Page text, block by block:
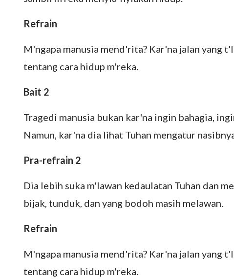
Refrain
M'ngapa manusia mend'rita? Kar'na jalan yang
tentang cara hidup m'reka.
Bait 2
Tragedi manusia bukan kar'na ingin bahagia,
Namun, kar'na dia lihat Tuhan mengatur
Pra-refrain 2
Dia lebih suka m'lawan kedaulatan Tuhan dan
bijak, tunduk, dan yang bodoh masih melawan.
Refrain
M'ngapa manusia mend'rita? Kar'na jalan yang
tentang cara hidup m'reka.